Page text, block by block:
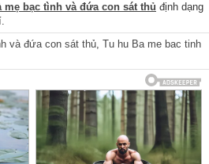
mẹ bạc tình và đứa con sát thủ định dạng
và đứa con sát thủ, Tu hu Ba me bac tinh